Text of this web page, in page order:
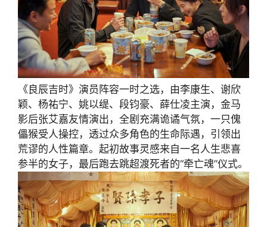
《良辰吉时》演员阵容一时之选，由李康生、谢欣
颖、杨祐宁、姚以缇、段钧豪、薛仕凌主演，金马
影后张艾嘉友情演出，全剧充满诡谲气氛，一只傀
儡猴受人操控，透过众多角色的生命际遇，引领出
荒谬的人性篇章。起初故事灵感来自一名人生悲喜
参半的女子，最后跑去跳超渡死者的“牵亡魂”仪式。